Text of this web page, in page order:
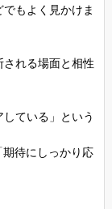
もよく見かけま
れる場面と相性
ている」という
期待にしっかり応